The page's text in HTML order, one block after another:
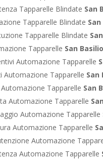
Tapparelle Blindate San
Tapparelle Blindate
Tapparelle Blindate
Tapparelle San Basilio
Automazione Tapparelle
Automazione Tapparelle San
Tapparelle San
Automazione Tapparelle
Automazione Tapparelle
Automazione Tapparelle
Automazione
Automazione Tapparelle